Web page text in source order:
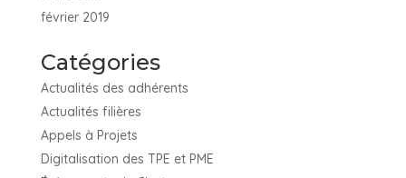
février 2019
Catégories
Actualités des adhérents
Actualités filières
Appels à Projets
Digitalisation des TPE et PME